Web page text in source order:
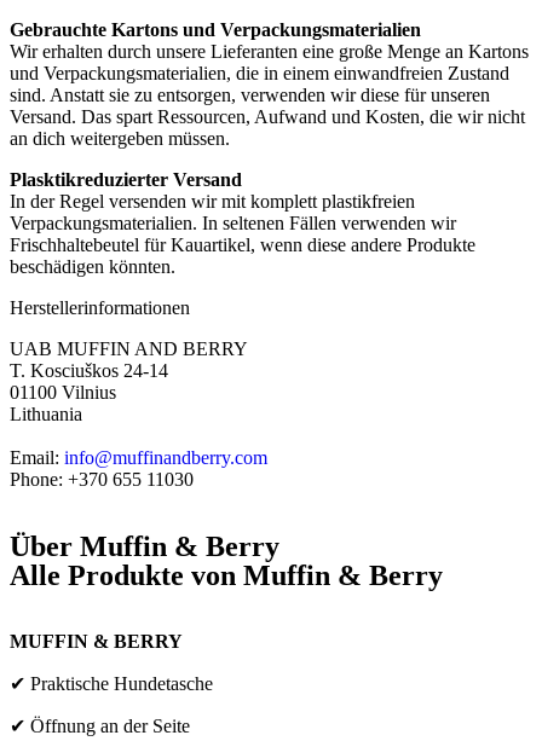
Gebrauchte Kartons und Verpackungsmaterialien
Wir erhalten durch unsere Lieferanten eine große Menge an Kartons
und Verpackungsmaterialien, die in einem einwandfreien Zustand
sind. Anstatt sie zu entsorgen, verwenden wir diese für unseren
Versand. Das spart Ressourcen, Aufwand und Kosten, die wir nicht
an dich weitergeben müssen.
Plasktikreduzierter Versand
In der Regel versenden wir mit komplett plastikfreien
Verpackungsmaterialien. In seltenen Fällen verwenden wir
Frischhaltebeutel für Kauartikel, wenn diese andere Produkte
beschädigen könnten.
Herstellerinformationen
UAB MUFFIN AND BERRY
T. Kosciuškos 24-14
01100 Vilnius
Lithuania
Email: info@muffinandberry.com
Phone: +370 655 11030
Über Muffin & Berry
Alle Produkte von Muffin & Berry
MUFFIN & BERRY
✔ Praktische Hundetasche
✔ Öffnung an der Seite